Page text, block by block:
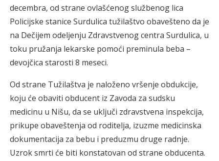
decembra, od strane ovlašćenog službenog lica
Policijske stanice Surdulica tužilaštvo obavešteno da je
na Dečijem odeljenju Zdravstvenog centra Surdulica, u
toku pružanja lekarske pomoći preminula beba –
devojčica starosti 8 meseci.
Od strane Tužilaštva je naloženo vršenje obdukcije,
koju će obaviti obducent iz Zavoda za sudsku
medicinu u Nišu, da se uključi zdravstvena inspekcija,
prikupe obaveštenja od roditelja, izuzme medicinska
dokumentacija za bebu i preduzmu druge radnje.
Uzrok smrti će biti konstatovan od strane obducenta.